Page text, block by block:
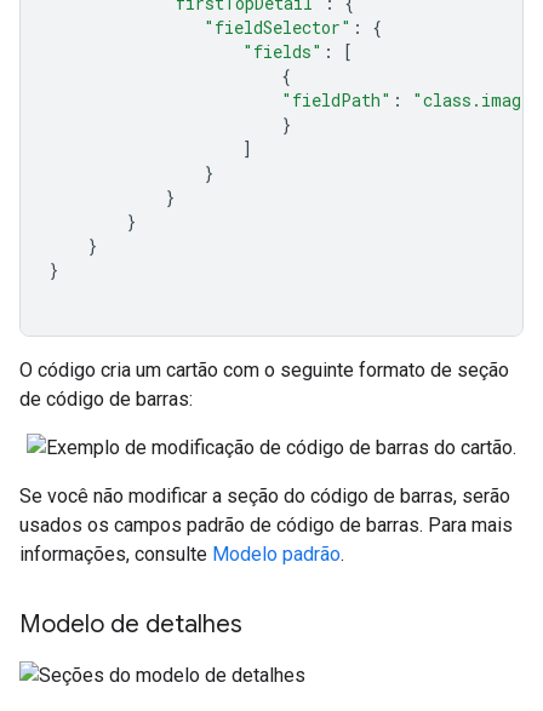
"fieldSelector" :
{
"fields" :
[
{
"fieldPath" :
}
]
}
}
}
}
}
O código cria um cartão com o seguinte formato de seção
de código de barras:
Se você não modificar a seção do código de barras, serão
usados os campos padrão de código de barras. Para mais
informações, consulte Modelo padrão.
Modelo de detalhes